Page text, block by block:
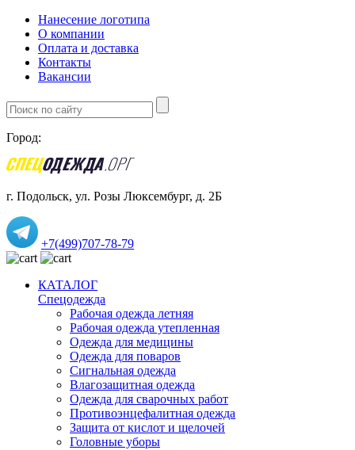
Нанесение логотипа
О компании
Оплата и доставка
Контакты
Вакансии
Город:
г. Подольск, ул. Розы Люксембург, д. 2Б
+7(499)707-78-79
КАТАЛОГ
Спецодежда
Рабочая одежда летняя
Рабочая одежда утепленная
Одежда для медицины
Одежда для поваров
Сигнальная одежда
Влагозащитная одежда
Одежда для сварочных работ
Противоэнцефалитная одежда
Защита от кислот и щелочей
Головные уборы